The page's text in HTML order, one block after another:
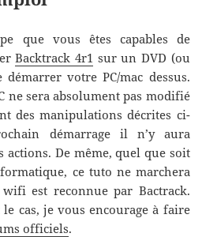
que vous êtes capables de
Backtrack 4r1 sur un DVD (ou
votre PC/mac dessus.
ne sera absolument pas modifié
des manipulations décrites ci-
démarrage il n’y aura
actions. De même, quel que soit
ce tuto ne marchera
est reconnue par Bactrack.
le cas, je vous encourage à faire
officiels.